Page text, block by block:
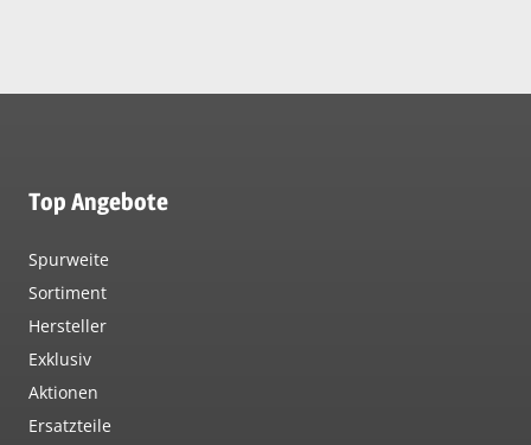
Top Angebote
Spurweite
Sortiment
Hersteller
Exklusiv
Aktionen
Ersatzteile